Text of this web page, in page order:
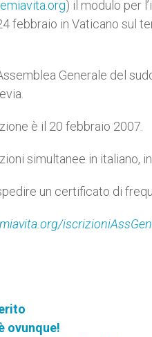
) il modulo per
febbraio in Vaticano sul
Generale del
è il 20 febbraio 2007.
simultanee in italiano,
un certificato di
ovunque!